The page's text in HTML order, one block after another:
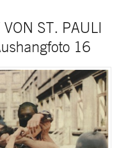
VON ST. PAULI
16